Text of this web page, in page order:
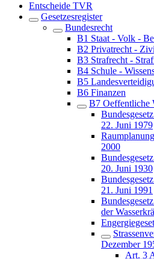
Entscheide TVR
Gesetzesregister
Bundesrecht
B1 Staat - Volk -
B2 Privatrecht -
B3 Strafrecht -
B4 Schule -
B5
B6 Finanzen
B7 Oeffentliche
22. Juni 1979
2000
20. Juni 1930
21. Juni 1991
der
Dezember
Art. 3